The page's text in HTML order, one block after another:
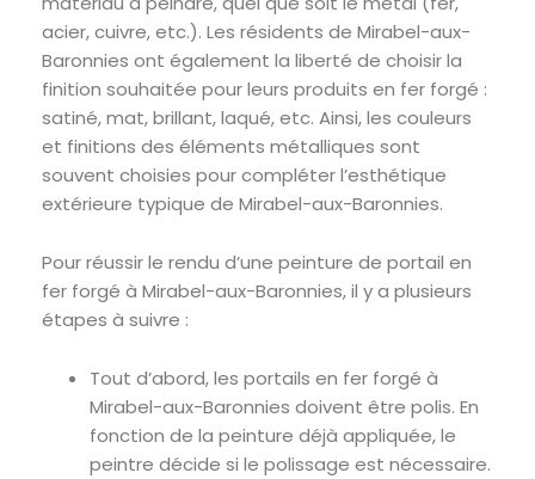
acier, cuivre, etc.). Les résidents de Mirabel-aux-
Baronnies ont également la liberté de choisir la
finition souhaitée pour leurs produits en fer forgé :
satiné, mat, brillant, laqué, etc. Ainsi, les couleurs
et finitions des éléments métalliques sont
souvent choisies pour compléter l’esthétique
extérieure typique de Mirabel-aux-Baronnies.
Pour réussir le rendu d’une peinture de portail en
fer forgé à Mirabel-aux-Baronnies, il y a plusieurs
étapes à suivre :
Tout d’abord, les portails en fer forgé à
Mirabel-aux-Baronnies doivent être polis. En
fonction de la peinture déjà appliquée, le
peintre décide si le polissage est nécessaire.